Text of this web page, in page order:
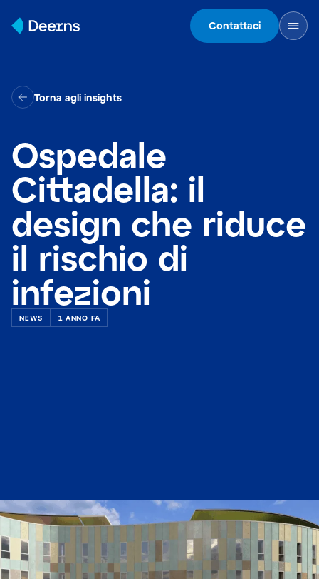
Contattaci
Torna agli insights
Ospedale
Cittadella: il
design che riduce
il rischio di
infezioni
NEWS 1 ANNO FA